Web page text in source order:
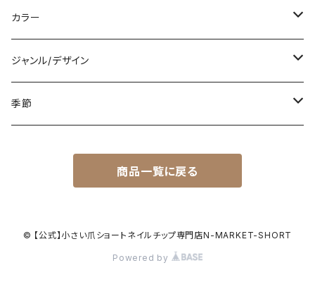
カラー
白
黒
黄色
ジャンル/デザイン
シンプル
星柄
季節
商品一覧に戻る
© 【公式】小さい爪ショートネイルチップ専門店N-MARKET-SHORT
Powered by